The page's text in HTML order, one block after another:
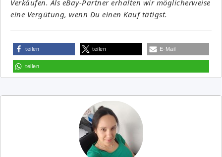
Verkäufen. Als eBay-Partner erhalten wir möglicherweise
eine Vergütung, wenn Du einen Kauf tätigst.
teilen teilen E-Mail
teilen